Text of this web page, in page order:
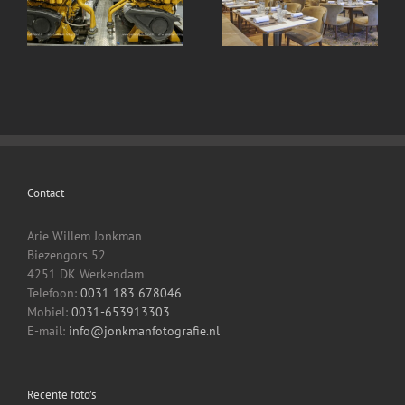
Emilie in opdracht voor
Gerlien van Tiem te
Druten deel 3
Emilie in opdracht voor
Gerlien van Tiem te
Druten deel 2
Contact
Arie Willem Jonkman
Biezengors 52
4251 DK Werkendam
Telefoon: 0031 183 678046
Mobiel: 0031-653913303
E-mail: info@jonkmanfotografie.nl
Recente foto’s